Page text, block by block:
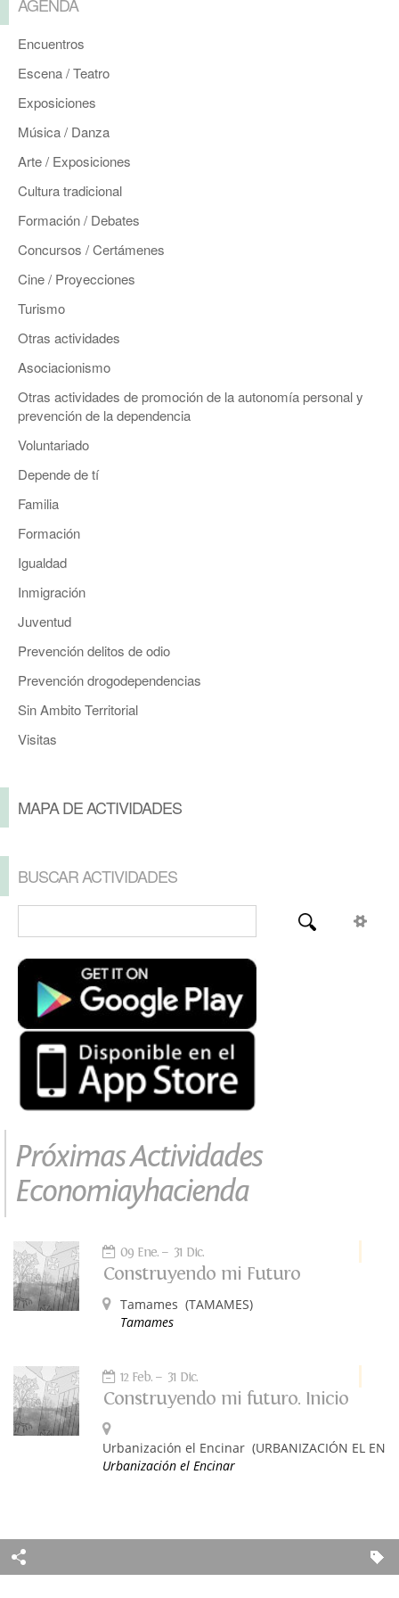
Encuentros
Escena / Teatro
Exposiciones
Música / Danza
Arte / Exposiciones
Cultura tradicional
Formación / Debates
Concursos / Certámenes
Cine / Proyecciones
Turismo
Otras actividades
Asociacionismo
Otras actividades de promoción de la autonomía personal y
prevención de la dependencia
Voluntariado
Depende de tí
Familia
Formación
Igualdad
Inmigración
Juventud
Prevención delitos de odio
Prevención drogodependencias
Sin Ambito Territorial
Visitas
MAPA DE ACTIVIDADES
BUSCAR ACTIVIDADES
Próximas Actividades
Economiayhacienda
09 Ene. 31 Dic.
Construyendo mi Futuro
Tamames (TAMAMES)
Tamames
12 Feb. 31 Dic.
Construyendo mi futuro. Inicio
Urbanización el Encinar (URBANIZACIÓN EL
Urbanización el Encinar